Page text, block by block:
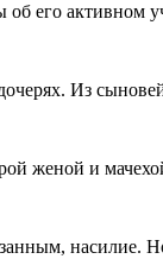
об его активном
Из
женой и
насилие.